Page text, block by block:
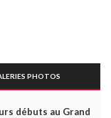
PHOTOS
débuts au Grand